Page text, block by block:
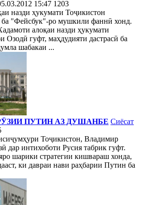
15:47 1203
назди ҳукумати Тоҷикистон
ба "Фейсбук"-ро мушкили фаннӣ хонд.
алоқаи назди ҳукумати
Озодӣ гуфт, маҳдудияти дастрасӣ ба
шабакаи ...
ПУТИН АЗ ДУШАНБЕ Сиёсат
Тоҷикистон, Владимир
дар интихоботи Русия табрик гуфт.
шарики стратегии кишвараш хонда,
ки давраи нави раҳбарии Путин ба